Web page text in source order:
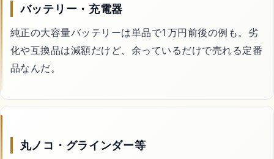
処分・回収
バッテリー・充電器
純正の大容量バッテリーは単品で1万円前後の例も。劣
化や互換品は減額だけど、余っているだけで売れる定番
品なんだ。
丸ノコ・グラインダー等